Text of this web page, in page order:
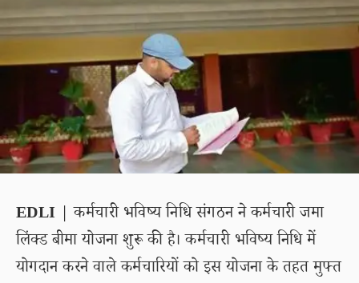
EDLI | कर्मचारी भविष्य निधि संगठन ने कर्मचारी जमा
लिंक्ड बीमा योजना शुरू की है। कर्मचारी भविष्य निधि में
योगदान करने वाले कर्मचारियों को इस योजना के तहत मुफ्त